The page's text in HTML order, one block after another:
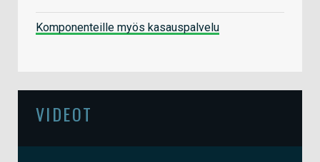
Komponenteille myös kasauspalvelu
VIDEOT